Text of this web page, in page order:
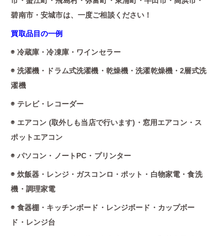
碧南市・安城市は、一度ご相談ください！
買取品目の一例
◉ 冷蔵庫・冷凍庫・ワインセラー
◉ 洗濯機・ドラム式洗濯機・乾燥機・洗濯乾燥機・2層式洗
濯機
◉ テレビ・レコーダー
◉ エアコン (取外しも当店で行います)・窓用エアコン・ス
ポットエアコン
◉ パソコン・ノートPC・プリンター
◉ 炊飯器・レンジ・ガスコンロ・ポット・白物家電・食洗
機・調理家電
◉ 食器棚・キッチンボード・レンジボード・カップボー
ド・レンジ台